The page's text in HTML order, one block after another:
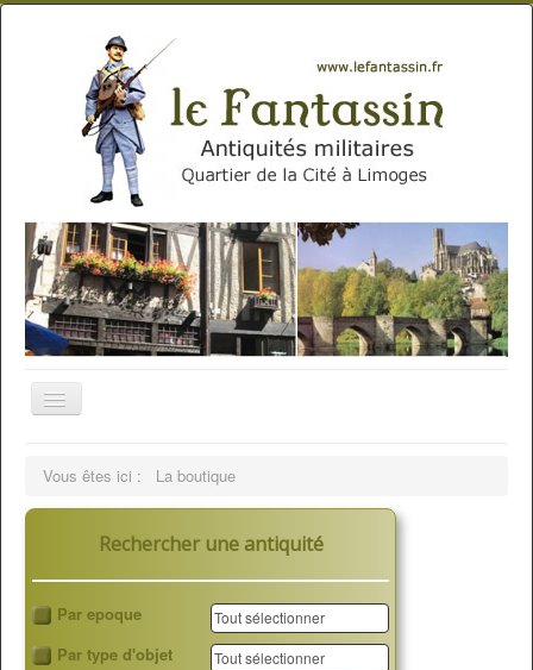
Vous êtes ici : La boutique
Rechercher une antiquité
Par epoque
Par type d'objet